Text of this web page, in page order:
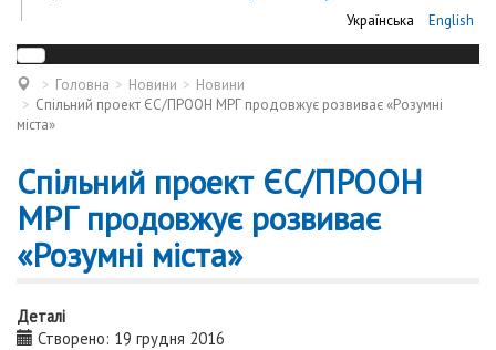
Українська English
Головна Новини
Новини
Спільний проект ЄС/ПРООН МРГ продовжує розвиває «Розумні
міста»
Спільний проект ЄС/ПРООН
МРГ продовжує розвиває
«Розумні міста»
Деталі
Створено: 19 грудня 2016